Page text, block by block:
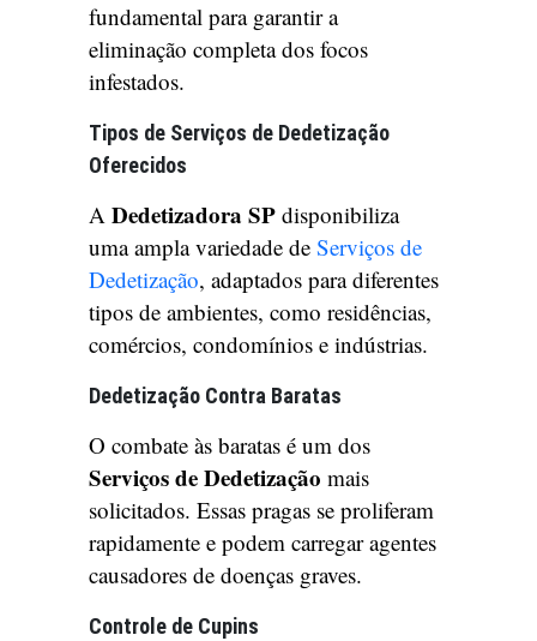
fundamental para garantir a
eliminação completa dos focos
infestados.
Tipos de Serviços de Dedetização
Oferecidos
A Dedetizadora SP disponibiliza
uma ampla variedade de Serviços de
Dedetização, adaptados para diferentes
tipos de ambientes, como residências,
comércios, condomínios e indústrias.
Dedetização Contra Baratas
O combate às baratas é um dos
Serviços de Dedetização mais
solicitados. Essas pragas se proliferam
rapidamente e podem carregar agentes
causadores de doenças graves.
Controle de Cupins